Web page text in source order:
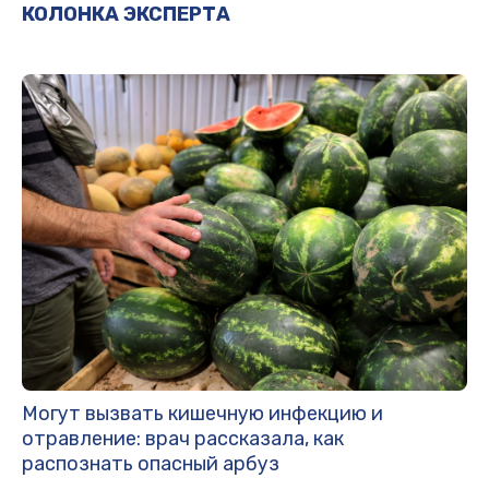
КОЛОНКА ЭКСПЕРТА
Могут вызвать кишечную инфекцию и
отравление: врач рассказала, как
распознать опасный арбуз